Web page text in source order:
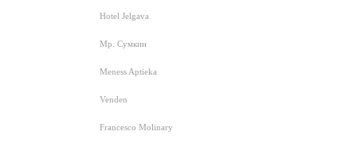
Hotel Jelgava
Мр. Сумкин
Meness Aptieka
Venden
Francesco Molinary